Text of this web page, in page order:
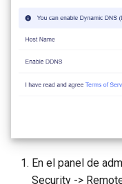
En el panel de
Security ->